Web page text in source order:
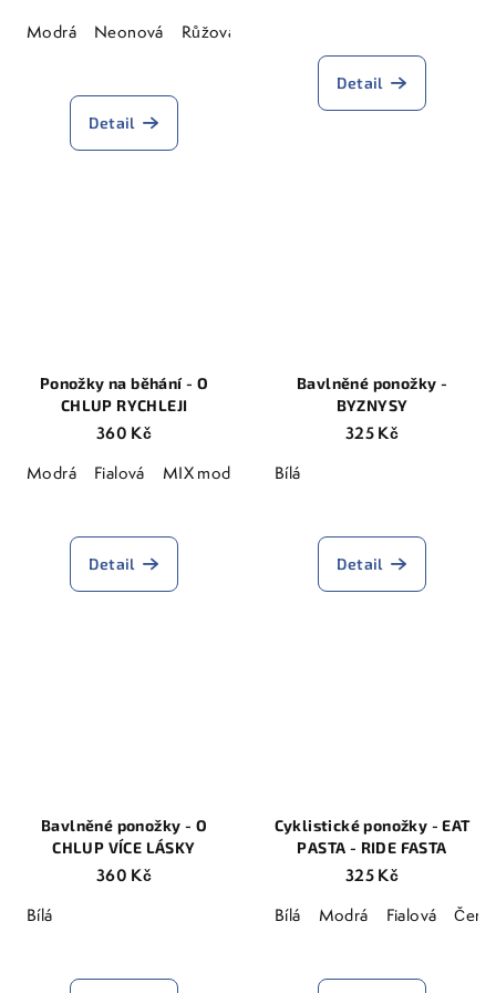
Modrá Neonová Růžová
hodnocení
produktu
Detail
Detail
Ponožky na běhání - O
CHLUP RYCHLEJI
360 Kč
Modrá Fialová MIX modro-fialová
hodnocení
produktu
Detail
Bavlněné ponožky -
BYZNYSY
325 Kč
Bílá
Detail
Bavlněné ponožky - O
CHLUP VÍCE LÁSKY
360 Kč
Bílá
Cyklistické ponožky - EAT
PASTA - RIDE FASTA
325 Kč
Bílá Modrá Fialová